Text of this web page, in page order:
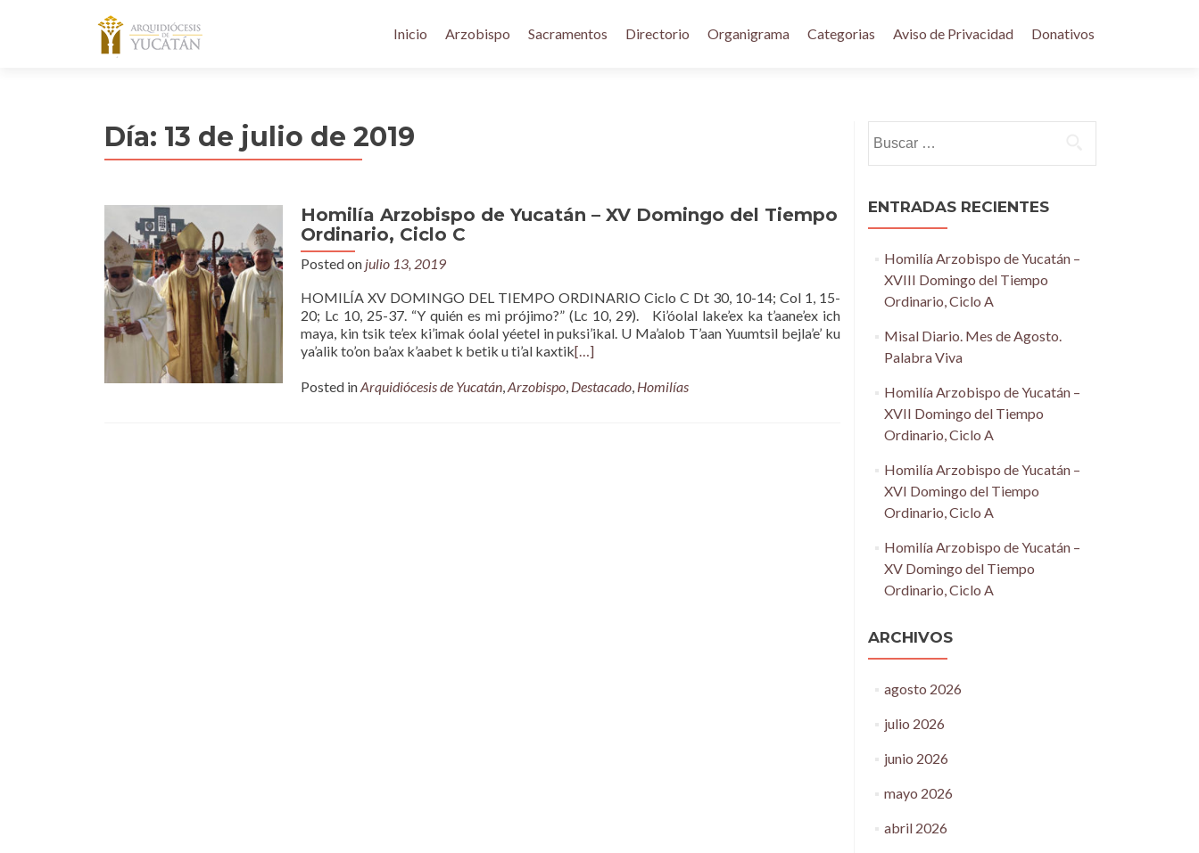
Inicio Arzobispo Sacramentos Directorio Organigrama Categorias Aviso de Privacidad Donativos
Día: 13 de julio de 2019
Homilía Arzobispo de Yucatán – XV Domingo del Tiempo
Ordinario, Ciclo C
Posted on julio 13, 2019
HOMILÍA XV DOMINGO DEL TIEMPO ORDINARIO Ciclo C Dt 30, 10-14; Col 1, 15-
20; Lc 10, 25-37. “Y quién es mi prójimo?” (Lc 10, 29). Ki’óolal lake’ex ka t’aane’ex ich
maya, kin tsik te’ex ki’imak óolal yéetel in puksi’ikal. U Ma’alob T’aan Yuumtsil bejla’e’ ku
ya’alik to’on ba’ax k’aabet k betik u ti’al kaxtik[…]
Posted inArquidiócesis de Yucatán,Arzobispo, Destacado, Homilías
ENTRADAS RECIENTES
Homilía Arzobispo de Yucatán –
XVIII Domingo del Tiempo
Ordinario, Ciclo A
Misal Diario. Mes de Agosto.
Palabra Viva
Homilía Arzobispo de Yucatán –
XVII Domingo del Tiempo
Ordinario, Ciclo A
Homilía Arzobispo de Yucatán –
XVI Domingo del Tiempo
Ordinario, Ciclo A
Homilía Arzobispo de Yucatán –
XV Domingo del Tiempo
Ordinario, Ciclo A
ARCHIVOS
agosto 2026
julio 2026
junio 2026
mayo 2026
abril 2026